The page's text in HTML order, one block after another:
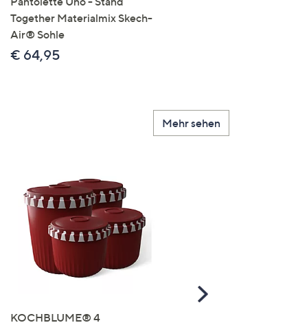
Together Materialmix Skech-
Air® Sohle
€ 64,95
Mehr sehen
KOCHBLUME® 4
Scroll